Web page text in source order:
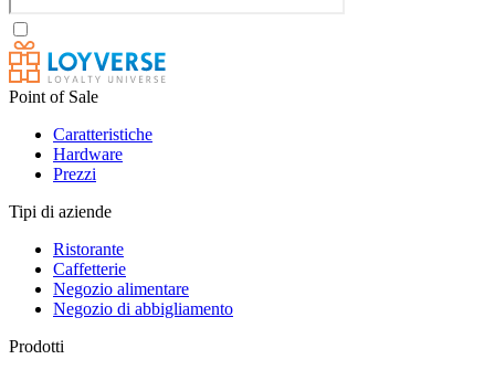
Point of Sale
Caratteristiche
Hardware
Prezzi
Tipi di aziende
Ristorante
Caffetterie
Negozio alimentare
Negozio di abbigliamento
Prodotti